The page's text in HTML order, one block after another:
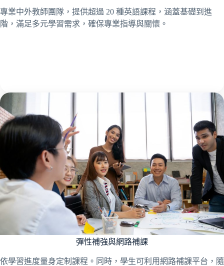
專業中外教師團隊，提供超過 20 種英語課程，涵蓋基礎到進
階，滿足多元學習需求，確保專業指導與關懷。
彈性補強與網路補課
依學習進度量身定制課程。同時，學生可利用網路補課平台，隨